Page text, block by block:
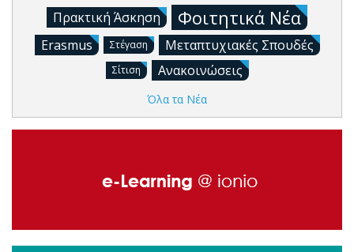
Πρακτική Άσκηση
Φοιτητικά Νέα
Erasmus Στέγαση Μεταπτυχιακές Σπουδές
Σίτιση Ανακοινώσεις
Όλα τα Νέα